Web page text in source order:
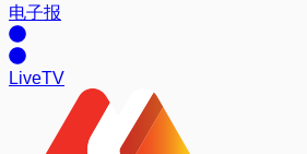
电子报
LiveTV